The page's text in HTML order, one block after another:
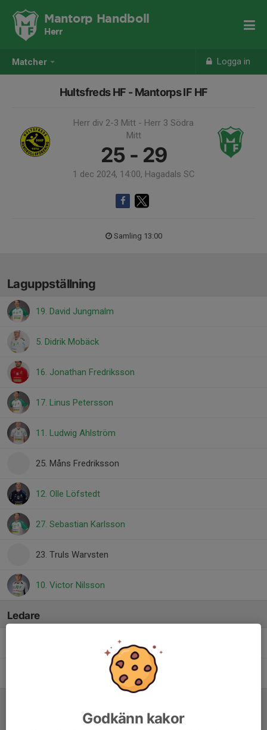
Matcher Logga in
Mantorp Handboll
Herr
Hultsfreds HF - Mantorps IF HF
Herr div 2-3 Mitt - Herr 3 Södra
Mitt
25 - 29
1 dec 2024, 14:00, Hagadals SC
Samling 13:00
Laguppställning
19. David Jungmalm
5. Didrik Mobäck
16. Jonathan Fredriksson
17. Linus Petersson
11. Ludwig Ahlström
25. Måns Fredriksson
12. Olle Löfstedt
27. Sebastian Karlsson
23. Truls Warvsten
10. Victor Nilsson
Ledare
Fysioterapeut
Herrsenioransvarig
Godkänn kakor